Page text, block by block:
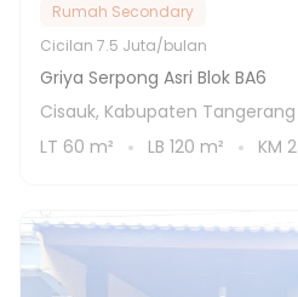
Rumah Secondary
Cicilan 7.5 Juta/bulan
Griya Serpong Asri Blok BA6
Cisauk, Kabupaten Tangerang
LT 60 m² LB 120 m² KM 2